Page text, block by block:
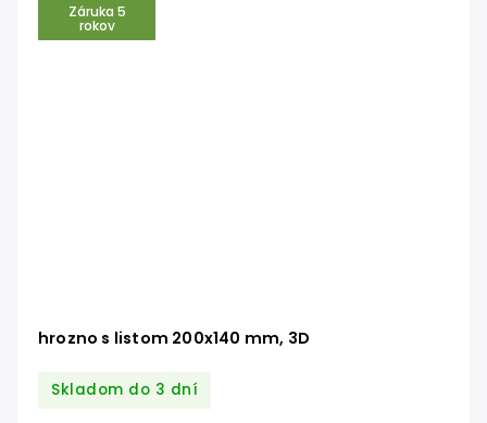
Záruka 5
rokov
hrozno s listom 200x140 mm, 3D
Skladom do 3 dní